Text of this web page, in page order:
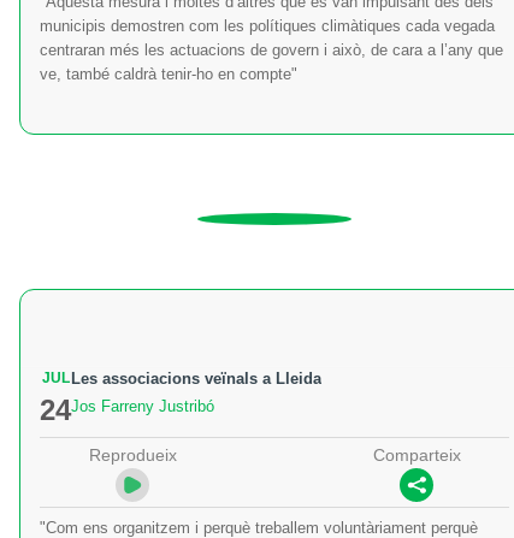
municipis demostren com les polítiques climàtiques cada vegada
centraran més les actuacions de govern i això, de cara a l’any que
ve, també caldrà tenir-ho en compte"
JUL
24
Les associacions veïnals a Lleida
Jos Farreny Justribó
Reprodueix Comparteix
"Com ens organitzem i perquè treballem voluntàriament perquè